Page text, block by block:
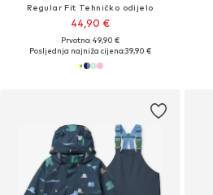
Regular Fit Tehničko odijelo
44,90 €
Prvotno: 49,90 €
Posljednja najniža cijena:39,90 €